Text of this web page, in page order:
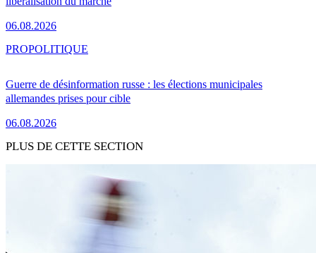
06.08.2026
Guerre de désinformation russe : les élections municipales
allemandes prises pour cible
06.08.2026
PROPOLITIQUE
PLUS DE CETTE SECTION